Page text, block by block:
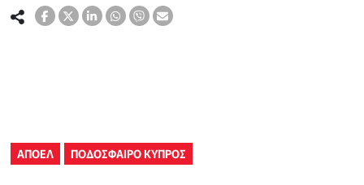
ΑΠΟΕΛ ΠΟΔΟΣΦΑΙΡΟ ΚΥΠΡΟΣ